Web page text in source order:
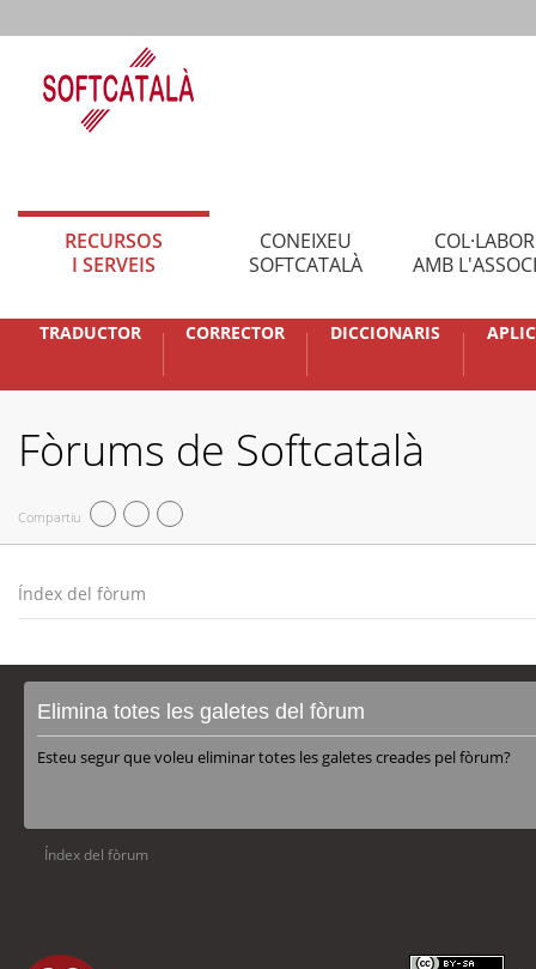
RECURSOS
I SERVEIS
CONEIXEU
SOFTCATALÀ
AMB
TRADUCTOR CORRECTOR DICCIONARIS
Fòrums de Softcatalà
Compartiu
Índex del fòrum
Elimina totes les galetes del fòrum
Esteu segur que voleu eliminar totes les galetes creades pel fòrum?
Índex del fòrum